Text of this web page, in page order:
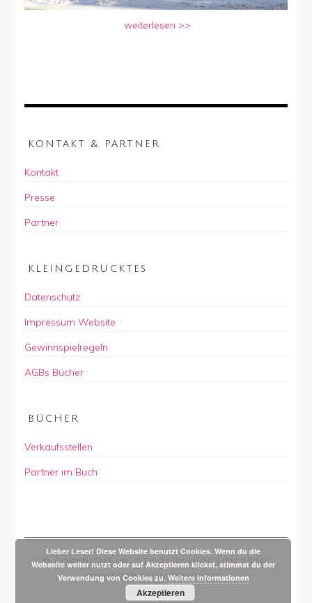
weiterlesen >>
KONTAKT & PARTNER
Kontakt
Presse
Partner
KLEINGEDRUCKTES
Datenschutz
Impressum Website
Gewinnspielregeln
AGBs Bücher
BÜCHER
Verkaufsstellen
Partner im Buch
© COPYRIGHTMY CITY BABY MÜNCHEN 2026.
POWERED BYWORDPRESS.
Lieber Leser! Diese Website benutzt Cookies. Wenn du die
Webseite weiter nutzt oder auf Akzeptieren klickst, stimmst du der
Verwendung von Cookies zu. Weitere Informationen
Akzeptieren